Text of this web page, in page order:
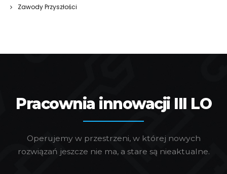
Zawody Przyszłości
Pracownia innowacji III LO
Operujemy w przestrzeni, w której nowych
rozwiązań jeszcze nie ma, a stare są nieaktualne.